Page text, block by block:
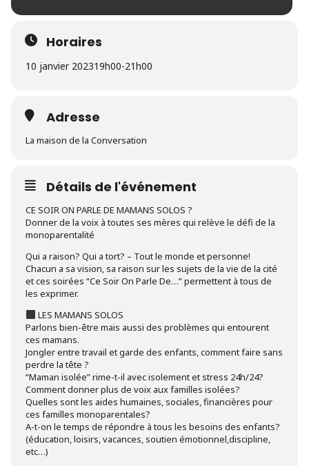
Horaires
10 janvier 202319h00-21h00
Adresse
La maison de la Conversation
Détails de l'événement
CE SOIR ON PARLE DE MAMANS SOLOS ?
Donner de la voix à toutes ses mères qui relève le défi de la
monoparentalité
Qui a raison? Qui a tort? – Tout le monde et personne!
Chacun a sa vision, sa raison sur les sujets de la vie de la cité
et ces soirées “Ce Soir On Parle De…” permettent à tous de
les exprimer.
LES MAMANS SOLOS
Parlons bien-être mais aussi des problèmes qui entourent
ces mamans.
Jongler entre travail et garde des enfants, comment faire sans
perdre la tête ?
“Maman isolée” rime-t-il avec isolement et stress 24h/24?
Comment donner plus de voix aux familles isolées?
Quelles sont les aides humaines, sociales, financières pour
ces familles monoparentales?
A-t-on le temps de répondre à tous les besoins des enfants?
(éducation, loisirs, vacances, soutien émotionnel,discipline,
etc…)